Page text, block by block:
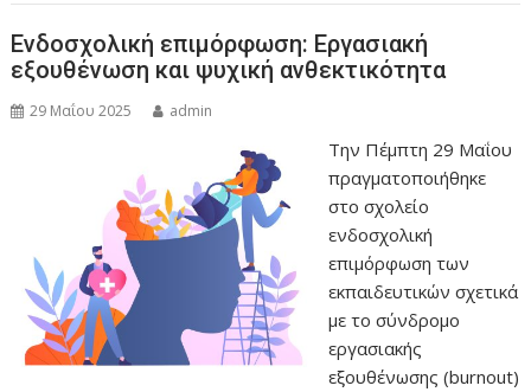
Ενδοσχολική επιμόρφωση: Εργασιακή
εξουθένωση και ψυχική ανθεκτικότητα
29 Μαΐου 2025 admin
Την Πέμπτη 29 Μαΐου
πραγματοποιήθηκε
στο σχολείο
ενδοσχολική
επιμόρφωση των
εκπαιδευτικών σχετικά
με το σύνδρομο
εργασιακής
εξουθένωσης (burnout)